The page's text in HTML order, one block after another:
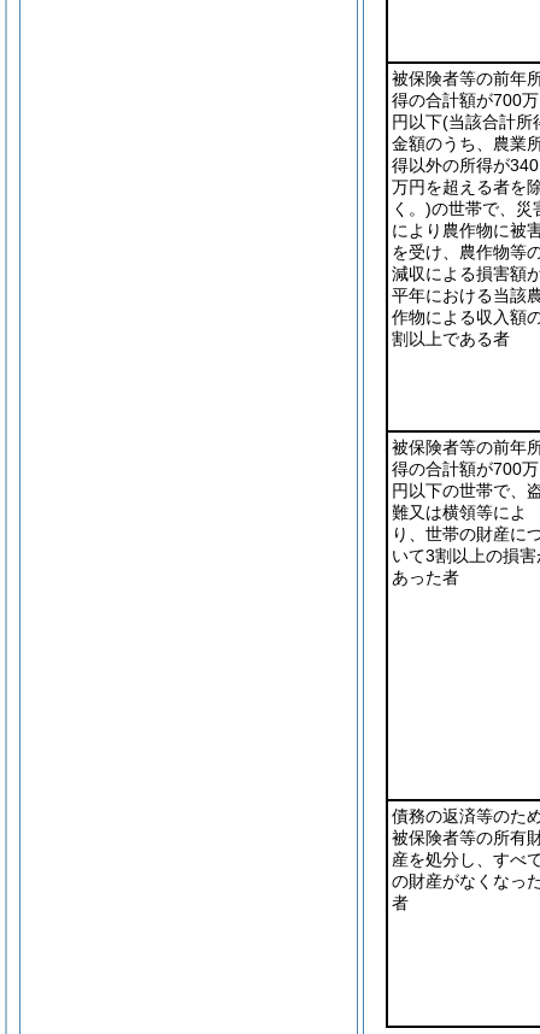
被保険者等の前年
得の合計額が700万
円以下(当該合計所
金額のうち、農業
得以外の所得が340
万円を超える者を
く。)の世帯で、災
により農作物に被
を受け、農作物等
減収による損害額
平年における当該
作物による収入額
割以上である者
被保険者等の前年
得の合計額が700万
円以下の世帯で、
難又は横領等によ
り、世帯の財産に
いて3割以上の損害
あった者
債務の返済等のた
被保険者等の所有
産を処分し、すべ
の財産がなくなっ
者